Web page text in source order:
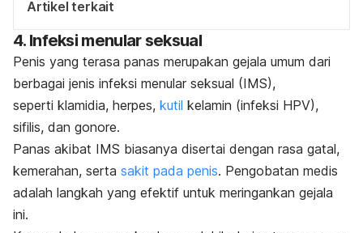
Artikel terkait
4. Infeksi menular seksual
Penis yang terasa panas merupakan gejala umum dari
berbagai jenis infeksi menular seksual (IMS),
seperti klamidia, herpes, kutil kelamin (infeksi HPV),
sifilis, dan gonore.
Panas akibat IMS biasanya disertai dengan rasa gatal,
kemerahan, serta sakit pada penis. Pengobatan medis
adalah langkah yang efektif untuk meringankan gejala
ini.